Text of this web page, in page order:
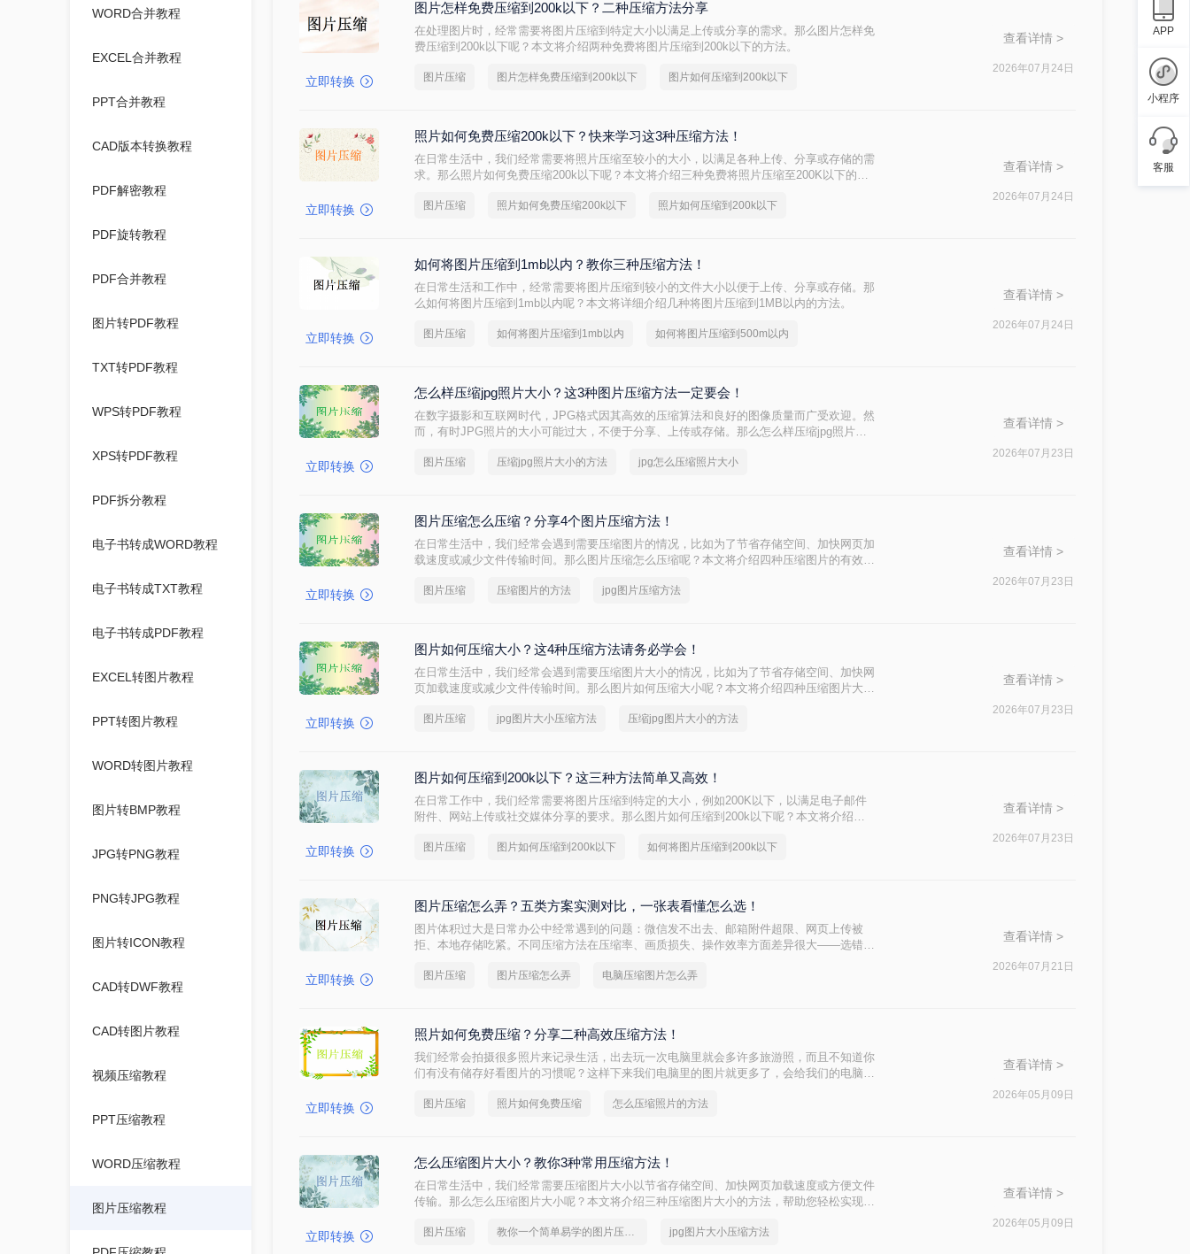
WORD合并教程
EXCEL合并教程
PPT合并教程
CAD版本转换教程
PDF解密教程
PDF旋转教程
PDF合并教程
图片转PDF教程
TXT转PDF教程
WPS转PDF教程
XPS转PDF教程
PDF拆分教程
电子书转成WORD教程
电子书转成TXT教程
电子书转成PDF教程
EXCEL转图片教程
PPT转图片教程
WORD转图片教程
图片转BMP教程
JPG转PNG教程
PNG转JPG教程
图片转ICON教程
CAD转DWF教程
CAD转图片教程
视频压缩教程
PPT压缩教程
WORD压缩教程
图片压缩教程
立即转换
图片怎样免费压缩到200k以下？二种压缩方法分享
在处理图片时，经常需要将图片压缩到特定大小以满足上传或分享的需求。那么图片怎样免
费压缩到200k以下呢？本文将介绍两种免费将图片压缩到200k以下的方法。
图片压缩 图片怎样免费压缩到200k以下 图片如何压缩到200k以下
查看详情 >
2026年07月24日
立即转换
照片如何免费压缩200k以下？快来学习这3种压缩方法！
在日常生活中，我们经常需要将照片压缩至较小的大小，以满足各种上传、分享或存储的需
求。那么照片如何免费压缩200k以下呢？本文将介绍三种免费将照片压缩至200K以下的方
图片压缩 照片如何免费压缩200k以下 照片如何压缩到200k以下
查看详情 >
2026年07月24日
立即转换
如何将图片压缩到1mb以内？教你三种压缩方法！
在日常生活和工作中，经常需要将图片压缩到较小的文件大小以便于上传、分享或存储。那
么如何将图片压缩到1mb以内呢？本文将详细介绍几种将图片压缩到1MB以内的方法。
图片压缩 如何将图片压缩到1mb以内 如何将图片压缩到500m以内
查看详情 >
2026年07月24日
立即转换
怎么样压缩jpg照片大小？这3种图片压缩方法一定要会！
在数字摄影和互联网时代，JPG格式因其高效的压缩算法和良好的图像质量而广受欢迎。然
而，有时JPG照片的大小可能过大，不便于分享、上传或存储。那么怎么样压缩jpg照片大
缩方式。
图片压缩 压缩jpg照片大小的方法 jpg怎么压缩照片大小
查看详情 >
2026年07月23日
立即转换
图片压缩怎么压缩？分享4个图片压缩方法！
在日常生活中，我们经常会遇到需要压缩图片的情况，比如为了节省存储空间、加快网页加
载速度或减少文件传输时间。那么图片压缩怎么压缩呢？本文将介绍四种压缩图片的有效方
图片压缩 压缩图片的方法 jpg图片压缩方法
查看详情 >
2026年07月23日
立即转换
图片如何压缩大小？这4种压缩方法请务必学会！
在日常生活中，我们经常会遇到需要压缩图片大小的情况，比如为了节省存储空间、加快网
页加载速度或减少文件传输时间。那么图片如何压缩大小呢？本文将介绍四种压缩图片大小
图片压缩 jpg图片大小压缩方法 压缩jpg图片大小的方法
查看详情 >
2026年07月23日
立即转换
图片如何压缩到200k以下？这三种方法简单又高效！
在日常工作中，我们经常需要将图片压缩到特定的大小，例如200K以下，以满足电子邮件
附件、网站上传或社交媒体分享的要求。那么图片如何压缩到200k以下呢？本文将介绍三
量。
图片压缩 图片如何压缩到200k以下 如何将图片压缩到200k以下
查看详情 >
2026年07月23日
立即转换
图片压缩怎么弄？五类方案实测对比，一张表看懂怎么选！
图片体积过大是日常办公中经常遇到的问题：微信发不出去、邮箱附件超限、网页上传被
拒、本地存储吃紧。不同压缩方法在压缩率、画质损失、操作效率方面差异很大——选错方
图片压缩 图片压缩怎么弄 电脑压缩图片怎么弄
查看详情 >
2026年07月21日
立即转换
照片如何免费压缩？分享二种高效压缩方法！
我们经常会拍摄很多照片来记录生活，出去玩一次电脑里就会多许多旅游照，而且不知道你
们有没有储存好看图片的习惯呢？这样下来我们电脑里的图片就更多了，会给我们的电脑存
让它运行更加顺畅。那么你们知道照片如何免费压缩吗？相信这篇文章可以给你一点参考。
图片压缩 照片如何免费压缩 怎么压缩照片的方法
查看详情 >
2026年05月09日
立即转换
怎么压缩图片大小？教你3种常用压缩方法！
在日常生活中，我们经常需要压缩图片大小以节省存储空间、加快网页加载速度或方便文件
传输。那么怎么压缩图片大小呢？本文将介绍三种压缩图片大小的方法，帮助您轻松实现图
图片压缩 教你一个简单易学的图片压缩方法 jpg图片大小压缩方法
查看详情 >
2026年05月09日
APP
小程序
客服